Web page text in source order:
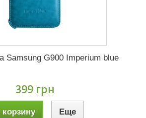
Samsung G900 Imperium blue
399 грн
корзину Еще